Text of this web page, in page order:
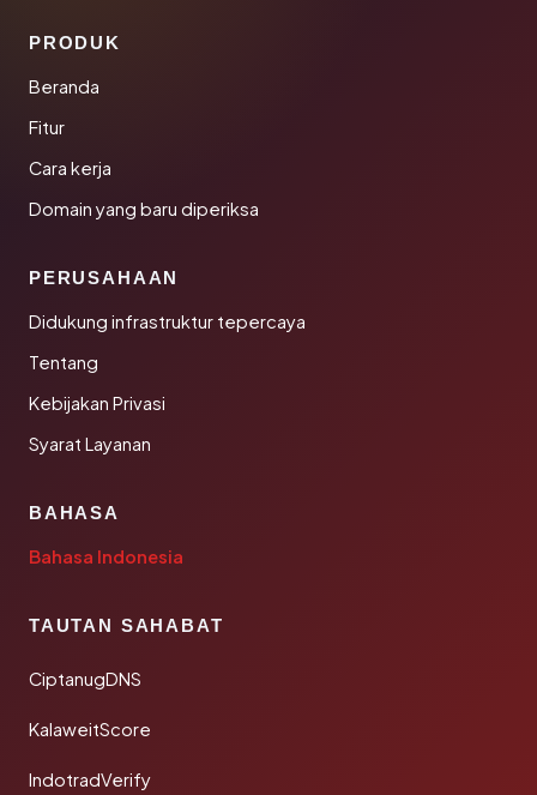
PRODUK
Beranda
Fitur
Cara kerja
Domain yang baru diperiksa
PERUSAHAAN
Didukung infrastruktur tepercaya
Tentang
Kebijakan Privasi
Syarat Layanan
BAHASA
Bahasa Indonesia
TAUTAN SAHABAT
CiptanugDNS
KalaweitScore
IndotradVerify